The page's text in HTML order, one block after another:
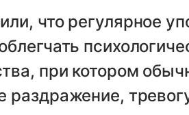
что регулярное
при котором
раздражение,